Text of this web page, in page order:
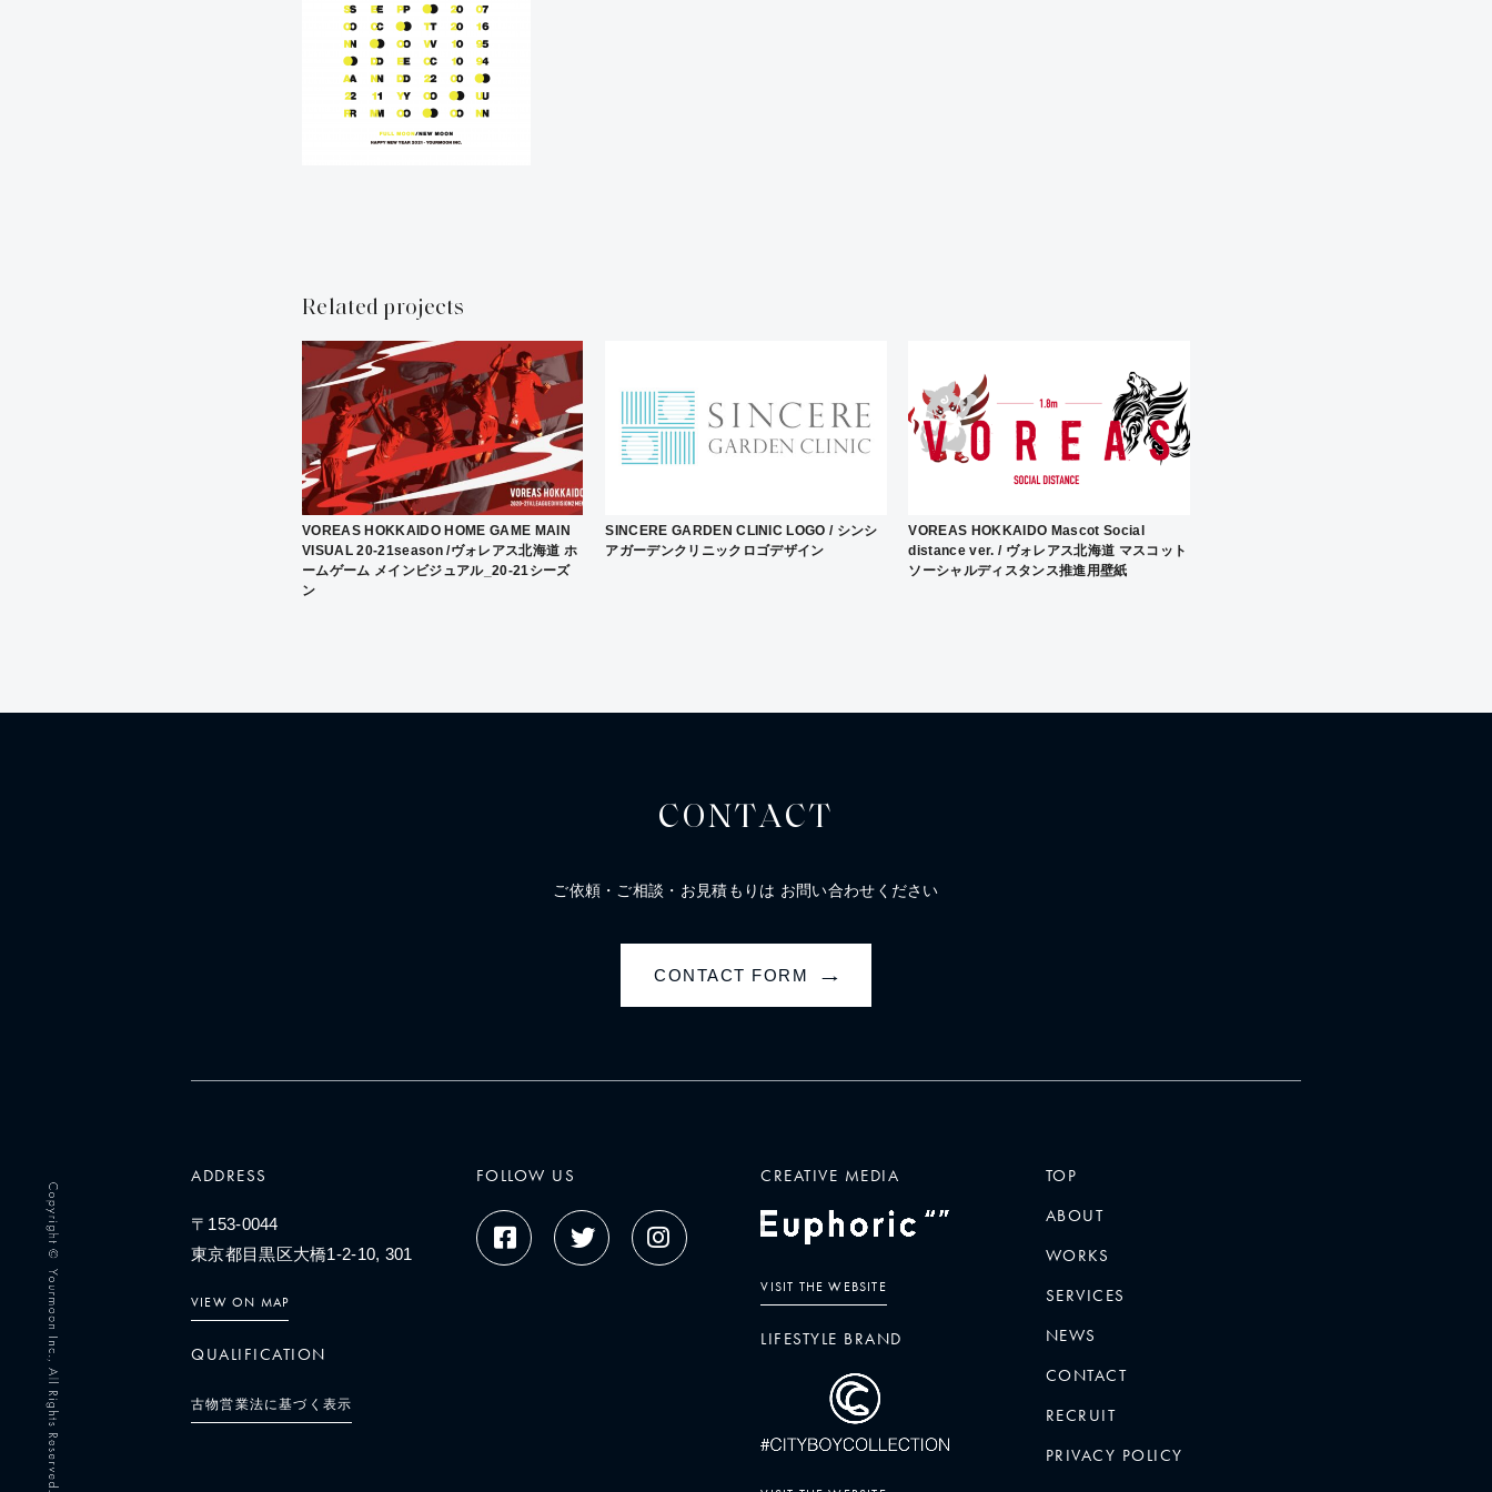
Related projects
VOREAS HOKKAIDO HOME GAME MAIN
VISUAL 20-21season /ヴォレアス北海道 ホ
ームゲーム メインビジュアル_20-21シーズ
ン
SINCERE GARDEN CLINIC LOGO / シンシ
アガーデンクリニックロゴデザイン
VOREAS HOKKAIDO Mascot Social
distance ver. / ヴォレアス北海道 マスコット
ソーシャルディスタンス推進用壁紙
CONTACT
ご依頼・ご相談・お見積もりは お問い合わせください
CONTACT FORM →
ADDRESS
〒153-0044
東京都目黒区大橋1-2-10, 301
VIEW ON MAP
QUALIFICATION
古物営業法に基づく表示
FOLLOW US CREATIVE MEDIA
VISIT THE WEBSITE
LIFESTYLE BRAND
TOP
ABOUT
WORKS
SERVICES
NEWS
CONTACT
RECRUIT
PRIVACY POLICY